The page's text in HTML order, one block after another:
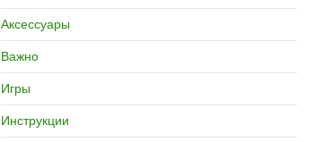
Аксессуары
Важно
Игры
Инструкции